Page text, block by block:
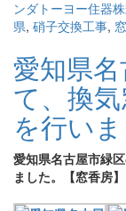
ンダトーヨー住器
県, 硝子交換工事,
愛知県
て、換
を行い
愛知県名古屋市緑
ました。【窓香房】